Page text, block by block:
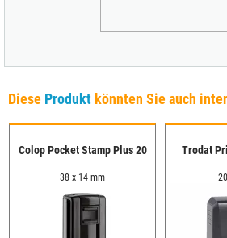
Diese Produkt könnten Sie auch
Colop Pocket Stamp Plus 20
38 x 14 mm
Trodat